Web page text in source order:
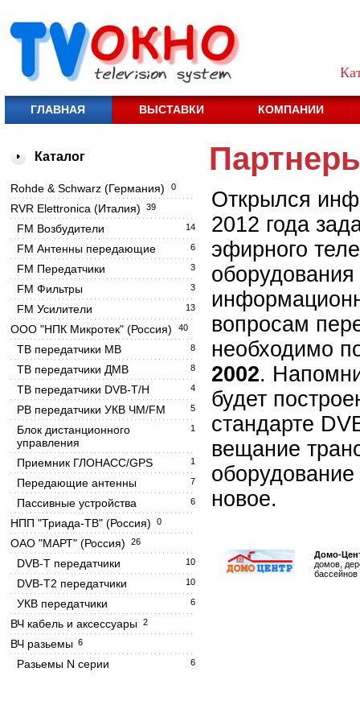
ГЛАВНАЯ ВЫСТАВКИ КОМПАНИИ
Каталог
0
Rohde & Schwarz (Германия)
39
RVR Elettronica (Италия)
14
FM Возбудители
6
FM Антенны передающие
3
FM Передатчики
3
FM Фильтры
13
FM Усилители
40
OOO "НПК Микротек" (Россия)
8
ТВ передатчики МВ
8
ТВ передатчики ДМВ
4
ТВ передатчики DVB-T/H
5
РВ передатчики УКВ ЧМ/FM
1
Блок дистанционного
управления
1
Приемник ГЛОНАСС/GPS
7
Передающие антенны
6
Пассивные устройства
0
НПП "Триада-ТВ" (Россия)
26
ОАО "МАРТ" (Россия)
10
DVB-T передатчики
10
DVB-T2 передатчики
6
УКВ передатчики
2
ВЧ кабель и аксессуары
6
ВЧ разьемы
6
Разьемы N серии
Открылся
2012 года
эфирного
вопросам
необходимо
2002.
будет
стандарте
вещание
новое.
Домо-
домов,
бассейнов